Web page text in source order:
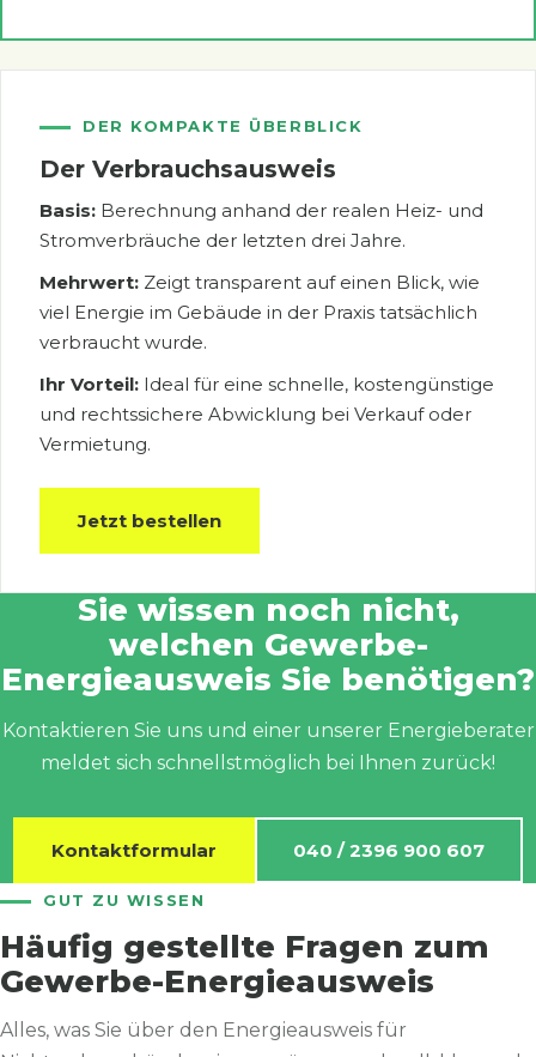
DER KOMPAKTE ÜBERBLICK
Der Verbrauchsausweis
Basis: Berechnung anhand der realen Heiz- und
Stromverbräuche der letzten drei Jahre.
Mehrwert: Zeigt transparent auf einen Blick, wie
viel Energie im Gebäude in der Praxis tatsächlich
verbraucht wurde.
Ihr Vorteil: Ideal für eine schnelle, kostengünstige
und rechtssichere Abwicklung bei Verkauf oder
Vermietung.
Jetzt bestellen
Sie wissen noch nicht,
welchen Gewerbe-
Energieausweis Sie benötigen?
Kontaktieren Sie uns und einer unserer Energieberater
meldet sich schnellstmöglich bei Ihnen zurück!
Kontaktformular 040 / 2396 900 607
GUT ZU WISSEN
Häufig gestellte Fragen zum
Gewerbe-Energieausweis
Alles, was Sie über den Energieausweis für